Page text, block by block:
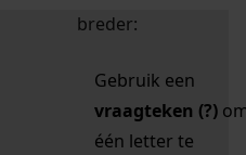
breder:
Gebruik een
vraagteken (?)
één letter te